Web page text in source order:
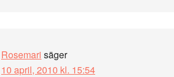
Rosemari säger
10 april, 2010 kl. 15:54